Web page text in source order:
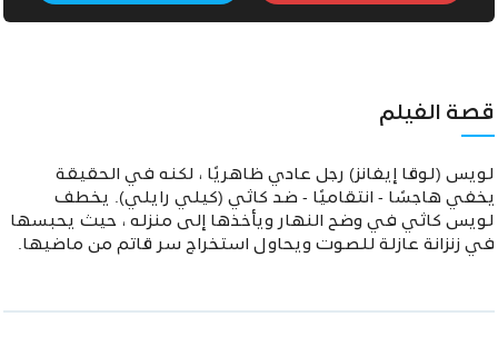
قصة الفيلم
لويس (لوقا إيفانز) رجل عادي ظاهريًا ، لكنه في الحقيقة
يخفي هاجسًا - انتقاميًا - ضد كاثي (كيلي رايلي). يخطف
لويس كاثي في وضح النهار ويأخذها إلى منزله ، حيث يحبسها
في زنزانة عازلة للصوت ويحاول استخراج سر قاتم من ماضيها.